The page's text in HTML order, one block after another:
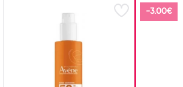
-3.00€